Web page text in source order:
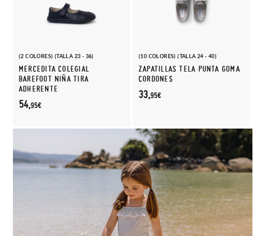
(2 COLORES) (TALLA 23 - 36)
MERCEDITA COLEGIAL
BAREFOOT NIÑA TIRA
ADHERENTE
54,95€
(10 COLORES) (TALLA 24 - 40)
ZAPATILLAS TELA PUNTA GOMA
CORDONES
33,95€